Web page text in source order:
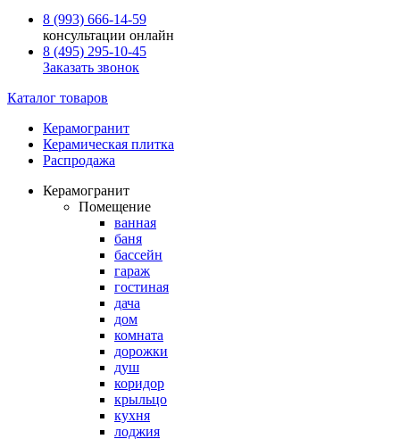
8 (993) 666-14-59
консультации онлайн
8 (495) 295-10-45
Заказать звонок
Каталог товаров
Керамогранит
Керамическая плитка
Распродажа
Керамогранит
Помещение
ванная
баня
бассейн
гараж
гостиная
дача
дом
комната
дорожки
душ
коридор
крыльцо
кухня
лоджия